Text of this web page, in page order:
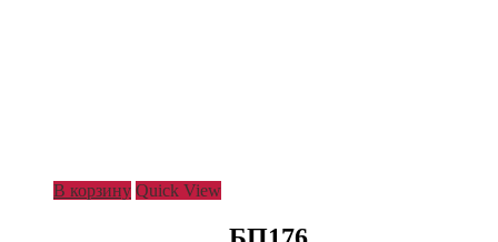
В корзину Quick View